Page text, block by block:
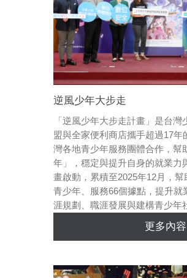
逆風少年大步走
「逆風少年大步走計畫」是台
盟與全家便利商店攜手超過17年
灣各地青少年服務團體合作，幫
年」，穩定與提升自身的就業力
畫啟動，累積至2025年12月，
青少年、服務66個據點，提升就
涯規劃、職涯發展與建構青少年
更多內容